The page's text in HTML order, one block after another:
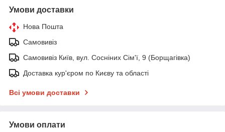
Умови доставки
Нова Пошта
Самовивіз
Самовивіз Київ, вул. Сосніних Сім'ї, 9 (Борщагівка)
Доставка кур'єром по Києву та області
Всі умови доставки
Умови оплати